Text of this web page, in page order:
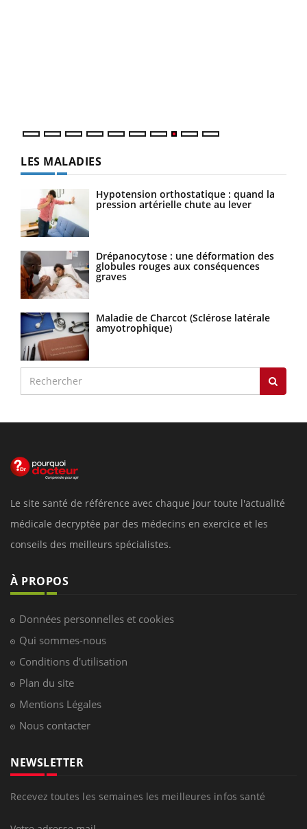
LES MALADIES
Hypotension orthostatique : quand la
pression artérielle chute au lever
Drépanocytose : une déformation des
globules rouges aux conséquences
graves
Maladie de Charcot (Sclérose latérale
amyotrophique)
Le site santé de référence avec chaque jour toute l'actualité
médicale decryptée par des médecins en exercice et les
conseils des meilleurs spécialistes.
À PROPOS
Données personnelles et cookies
Qui sommes-nous
Conditions d'utilisation
Plan du site
Mentions Légales
Nous contacter
NEWSLETTER
Recevez toutes les semaines les meilleures infos santé